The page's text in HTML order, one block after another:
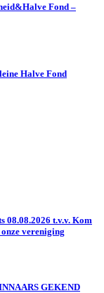
Fond –
Halve Fond
08.08.2026 t.v.v. Kom
vereniging
GEKEND